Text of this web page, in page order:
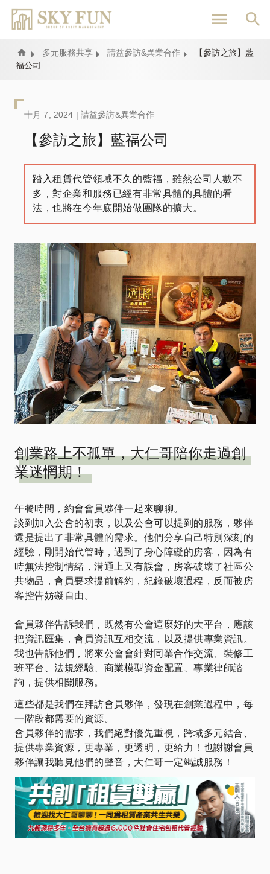
內
Home 多元服務共享 請益參訪&異業合作
【參訪之旅】藍
福公司
十月 7, 2024 | 請益參訪&異業合作
【參訪之旅】藍福公司
踏入租賃代管領域不久的藍福，雖然公司人數不
多，對企業和服務已經有非常具體的具體的看
法，也將在今年底開始做團隊的擴大。
創業路上不孤單，大仁哥陪你走過創
業迷惘期！​​​​​
午餐時間，約會會員夥伴一起來聊聊。
談到加入公會的初衷，以及公會可以提到的服務，夥伴
還是提出了非常具體的需求。他們分享自己特別深刻的
經驗，剛開始代管時，遇到了身心障礙的房客，因為有
時無法控制情緒，溝通上又有誤會，房客破壞了社區公
共物品，會員要求提前解約，紀錄破壞過程，反而被房
客控告妨礙自由。
會員夥伴告訴我們，既然有公會這麼好的大平台，應該
把資訊匯集，會員資訊互相交流，以及提供專業資訊。
我也告訴他們，將來公會會針對同業合作交流、裝修工
班平台、法規經驗、商業模型資金配置、專業律師諮
詢，提供相關服務。
這些都是我們在拜訪會員夥伴，發現在創業過程中，每
一階段都需要的資源。
會員夥伴的需求，我們絕對優先重視，跨域多元結合、
提供專業資源，更專業，更透明，更給力！也謝謝會員
夥伴讓我聽見他們的聲音，大仁哥一定竭誠服務！